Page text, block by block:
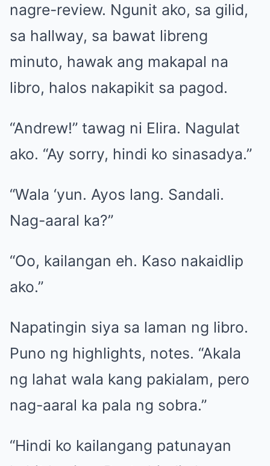
nagre-review. Ngunit ako, sa gilid,
sa hallway, sa bawat libreng
minuto, hawak ang makapal na
libro, halos nakapikit sa pagod.
“Andrew!” tawag ni Elira. Nagulat
ako. “Ay sorry, hindi ko sinasadya.”
“Wala ‘yun. Ayos lang. Sandali.
Nag-aaral ka?”
“Oo, kailangan eh. Kaso nakaidlip
ako.”
Napatingin siya sa laman ng libro.
Puno ng highlights, notes. “Akala
ng lahat wala kang pakialam, pero
nag-aaral ka pala ng sobra.”
“Hindi ko kailangang patunayan